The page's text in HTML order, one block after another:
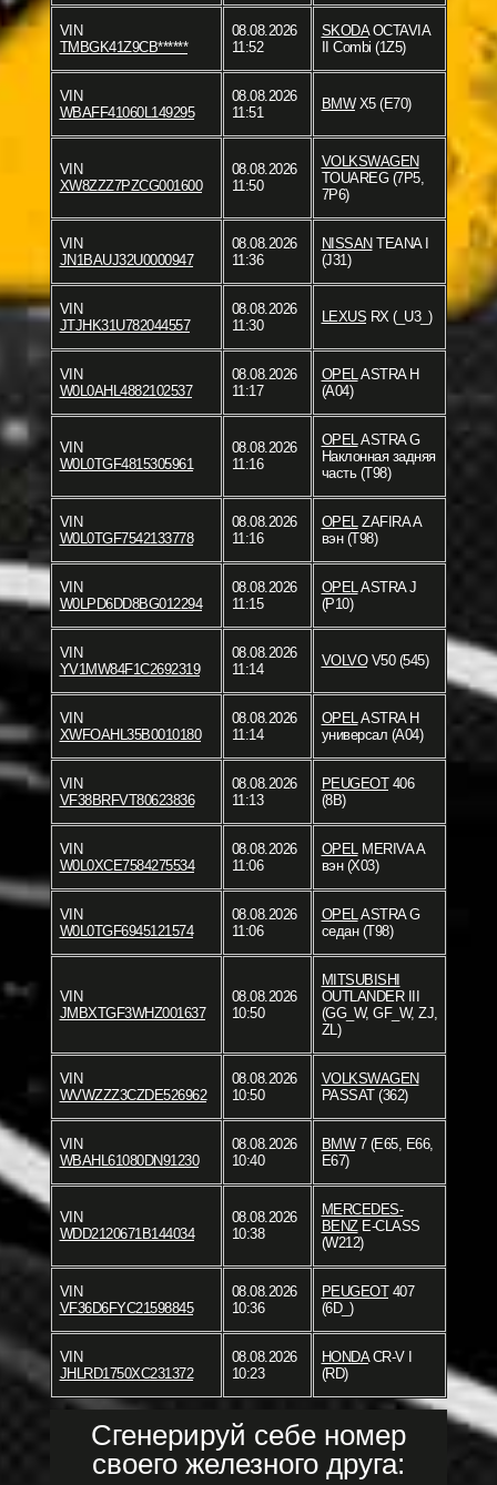
VIN
TMBGK41Z9CB******
08.08.2026
11:52
SKODAOCTAVIA
II Combi (1Z5)
VIN
WBAFF41060L149295
08.08.2026
11:51
BMWX5 (E70)
VIN
XW8ZZZ7PZCG001600
08.08.2026
11:50
VOLKSWAGEN
TOUAREG (7P5,
7P6)
VIN
JN1BAUJ32U0000947
08.08.2026
11:36
NISSANTEANA I
(J31)
VIN
JTJHK31U782044557
08.08.2026
11:30
LEXUS RX (_U3_)
VIN
W0L0AHL4882102537
08.08.2026
11:17
OPEL ASTRA H
(A04)
VIN
W0L0TGF4815305961
08.08.2026
11:16
OPEL ASTRA G
Наклонная задняя
часть (T98)
VIN
W0L0TGF7542133778
08.08.2026
11:16
OPEL ZAFIRA A
вэн (T98)
VIN
W0LPD6DD8BG012294
08.08.2026
11:15
OPEL ASTRA J
(P10)
VIN
YV1MW84F1C2692319
08.08.2026
11:14
VOLVOV50 (545)
VIN
XWFOAHL35B0010180
08.08.2026
11:14
OPEL ASTRA H
универсал (A04)
VIN
VF38BRFVT80623836
08.08.2026
11:13
PEUGEOT406
(8B)
VIN
W0L0XCE7584275534
08.08.2026
11:06
OPEL MERIVA A
вэн (X03)
VIN
W0L0TGF6945121574
08.08.2026
11:06
OPEL ASTRA G
седан (T98)
VIN
JMBXTGF3WHZ001637
08.08.2026
10:50
MITSUBISHI
OUTLANDER III
(GG_W, GF_W, ZJ,
ZL)
VIN
WVWZZZ3CZDE526962
08.08.2026
10:50
VOLKSWAGEN
PASSAT (362)
VIN
WBAHL61080DN91230
08.08.2026
10:40
BMW7 (E65, E66,
E67)
VIN
WDD2120671B144034
08.08.2026
10:38
MERCEDES-
BENZE-CLASS
(W212)
VIN
VF36D6FYC21598845
08.08.2026
10:36
PEUGEOT407
(6D_)
VIN
JHLRD1750XC231372
08.08.2026
10:23
HONDACR-V I
(RD)
Сгенерируй себе номер
своего железного друга: